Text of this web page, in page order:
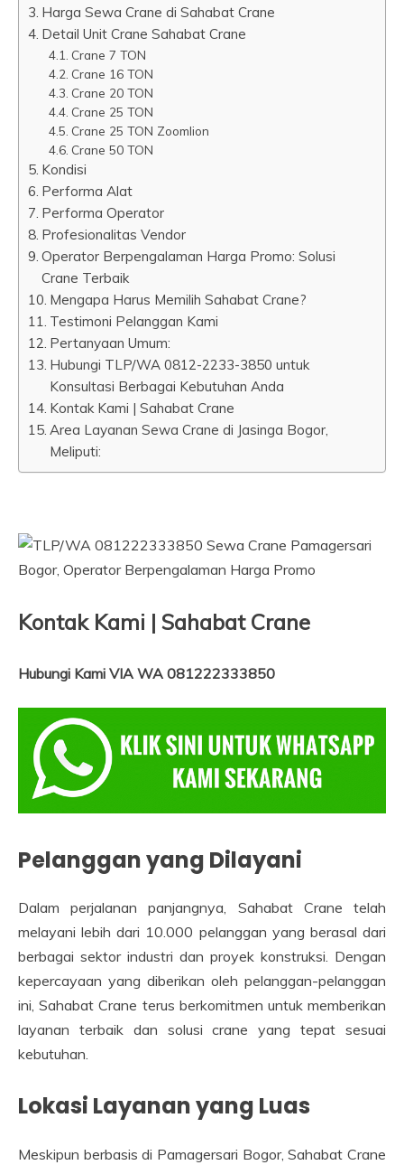
Harga Sewa Crane di Sahabat Crane
Detail Unit Crane Sahabat Crane
Crane 7 TON
Crane 16 TON
Crane 20 TON
Crane 25 TON
Crane 25 TON Zoomlion
Crane 50 TON
Kondisi
Performa Alat
Performa Operator
Profesionalitas Vendor
Operator Berpengalaman Harga Promo: Solusi
Crane Terbaik
Mengapa Harus Memilih Sahabat Crane?
Testimoni Pelanggan Kami
Pertanyaan Umum:
Hubungi TLP/WA 0812-2233-3850 untuk
Konsultasi Berbagai Kebutuhan Anda
Kontak Kami | Sahabat Crane
Area Layanan Sewa Crane di Jasinga Bogor,
Meliputi:
Kontak Kami | Sahabat Crane
Hubungi Kami VIA WA 081222333850
Pelanggan yang Dilayani
Dalam perjalanan panjangnya, Sahabat Crane telah
melayani lebih dari 10.000 pelanggan yang berasal dari
berbagai sektor industri dan proyek konstruksi. Dengan
kepercayaan yang diberikan oleh pelanggan-pelanggan
ini, Sahabat Crane terus berkomitmen untuk memberikan
layanan terbaik dan solusi crane yang tepat sesuai
kebutuhan.
Lokasi Layanan yang Luas
Meskipun berbasis di Pamagersari Bogor, Sahabat Crane